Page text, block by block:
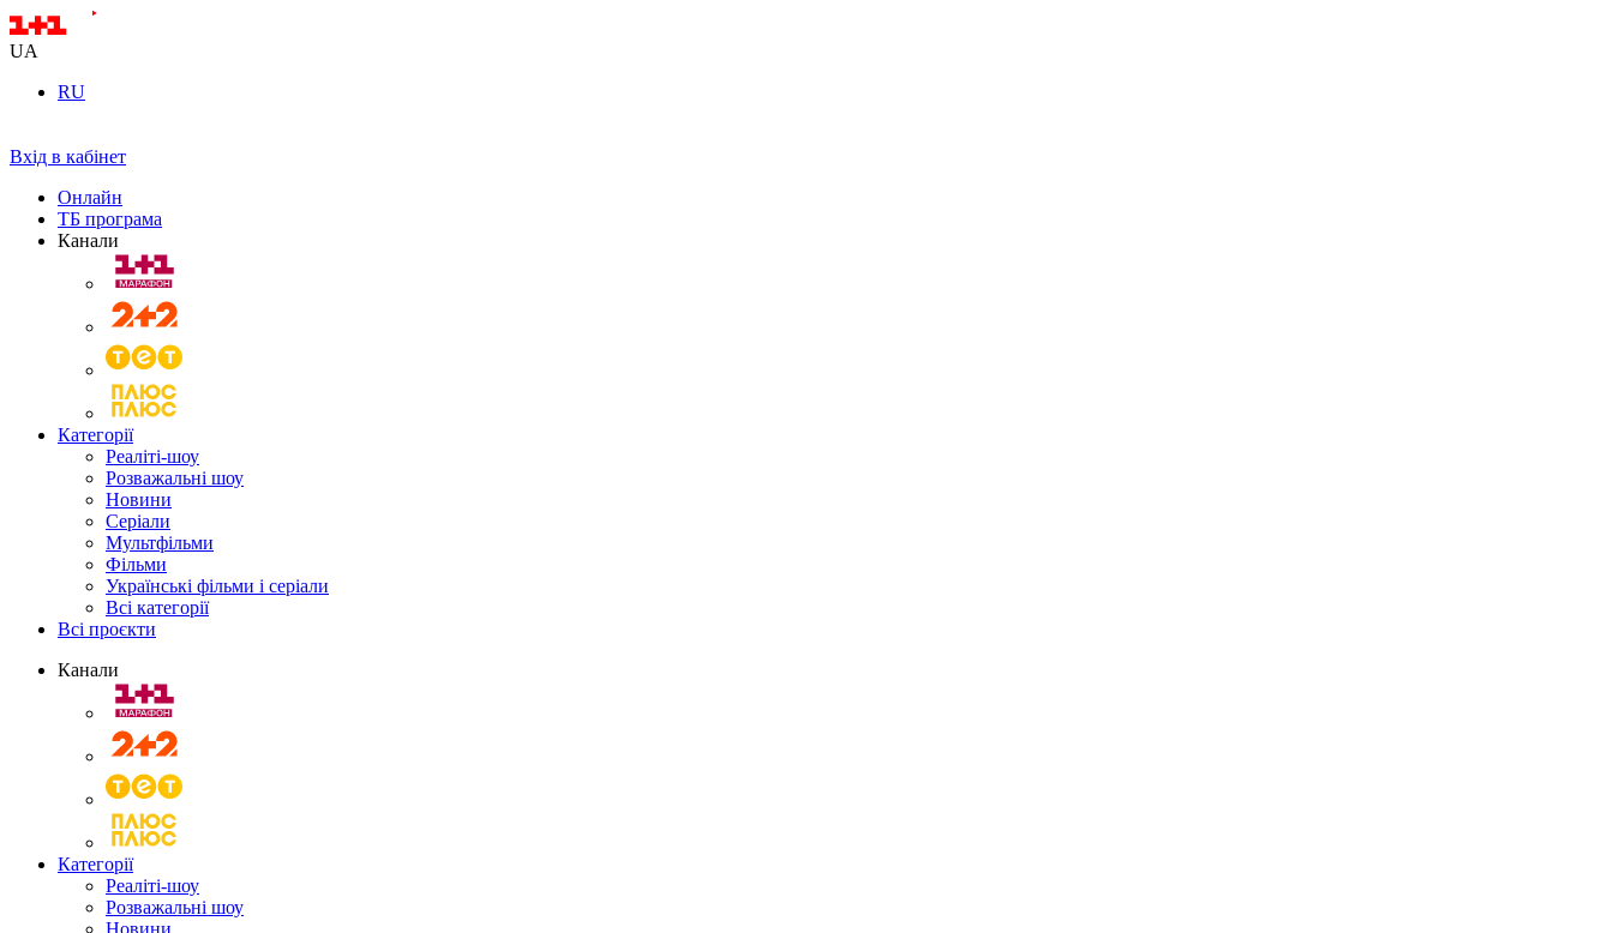
UA
RU
Вхід в кабінет
Онлайн
ТБ програма
Канали
Категорії
Реаліті-шоу
Розважальні шоу
Новини
Серіали
Мультфільми
Фільми
Українські фільми і серіали
Всі категорії
Всі проєкти
Канали
Категорії
Реаліті-шоу
Розважальні шоу
Новини